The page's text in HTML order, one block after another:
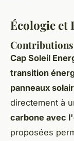
Écologie et
Cap Soleil
transition
panneaux
directement à
carbone avec
proposées